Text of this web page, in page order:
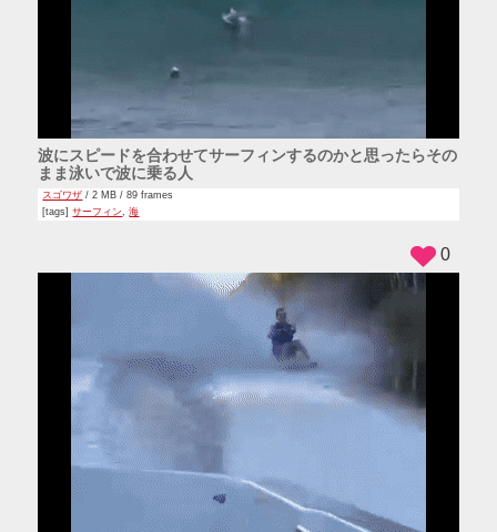
波にスピードを合わせてサーフィンするのかと思ったらその
まま泳いで波に乗る人
スゴワザ / 2 MB / 89 frames
[tags]サーフィン,海
0